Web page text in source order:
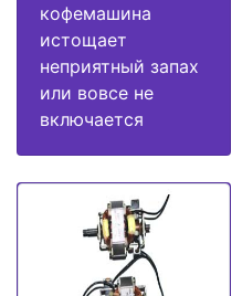
кофемашина
истощает
неприятный запах
или вовсе не
включается